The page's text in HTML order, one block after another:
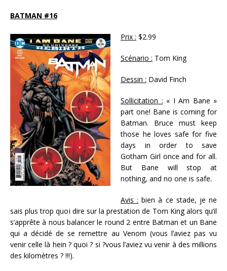
BATMAN #16
Prix : $2.99
Scénario : Tom King
Dessin : David Finch
Sollicitation : « I Am Bane »
part one! Bane is coming for
Batman. Bruce must keep
those he loves safe for five
days in order to save
Gotham Girl once and for all.
But Bane will stop at
nothing, and no one is safe.
Avis : bien à ce stade, je ne
sais plus trop quoi dire sur la prestation de Tom King alors qu’il
s’apprête à nous balancer le round 2 entre Batman et un Bane
qui a décidé de se remettre au Venom (vous l’aviez pas vu
venir celle là hein ? quoi ? si ?vous l’aviez vu venir à des millions
des kilomètres ? !!!).